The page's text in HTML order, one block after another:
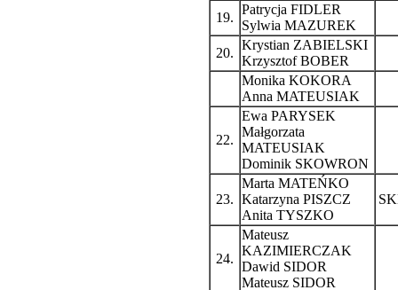
19.
Patrycja FIDLER
Sylwia MAZUREK
20.
Krystian ZABIELSKI
Krzysztof BOBER
Monika KOKORA
Anna MATEUSIAK
22.
Ewa PARYSEK
Małgorzata
MATEUSIAK
Dominik SKOWRON
23.
Marta MATEŃKO
Katarzyna PISZCZ
Anita TYSZKO
24.
Mateusz
KAZIMIERCZAK
Dawid SIDOR
Mateusz SIDOR